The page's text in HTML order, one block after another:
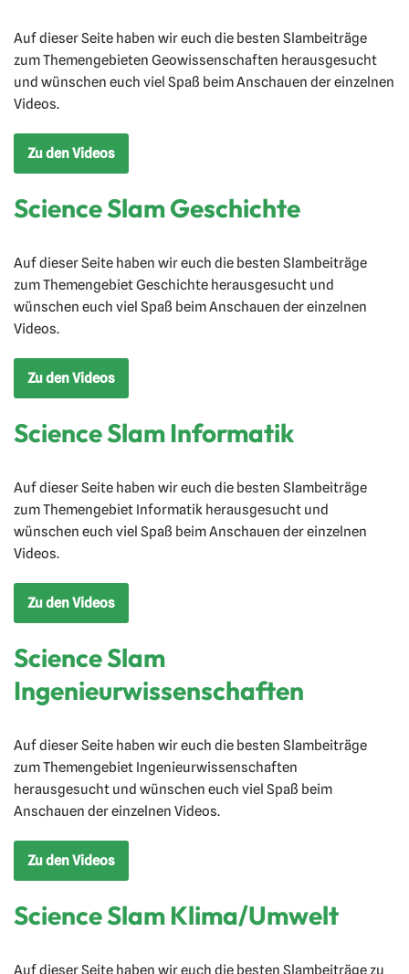
Auf dieser Seite haben wir euch die besten Slambeiträge
zum Themengebieten Geowissenschaften herausgesucht
und wünschen euch viel Spaß beim Anschauen der einzelnen
Videos.
Zu den Videos
Science Slam Geschichte
Auf dieser Seite haben wir euch die besten Slambeiträge
zum Themengebiet Geschichte herausgesucht und
wünschen euch viel Spaß beim Anschauen der einzelnen
Videos.
Zu den Videos
Science Slam Informatik
Auf dieser Seite haben wir euch die besten Slambeiträge
zum Themengebiet Informatik herausgesucht und
wünschen euch viel Spaß beim Anschauen der einzelnen
Videos.
Zu den Videos
Science Slam
Ingenieurwissenschaften
Auf dieser Seite haben wir euch die besten Slambeiträge
zum Themengebiet Ingenieurwissenschaften
herausgesucht und wünschen euch viel Spaß beim
Anschauen der einzelnen Videos.
Zu den Videos
Science Slam Klima/Umwelt
Auf dieser Seite haben wir euch die besten Slambeiträge zu